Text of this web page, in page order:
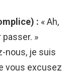
: « Ah,
»
nous, je suis
vous excusez